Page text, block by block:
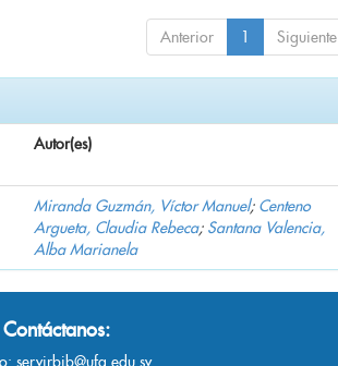
Anterior 1 Siguiente
Autor(es)
Miranda Guzmán, Víctor Manuel; Centeno
Argueta, Claudia Rebeca; Santana Valencia,
Alba Marianela
Contáctanos:
servirbib@ufg.edu.sv